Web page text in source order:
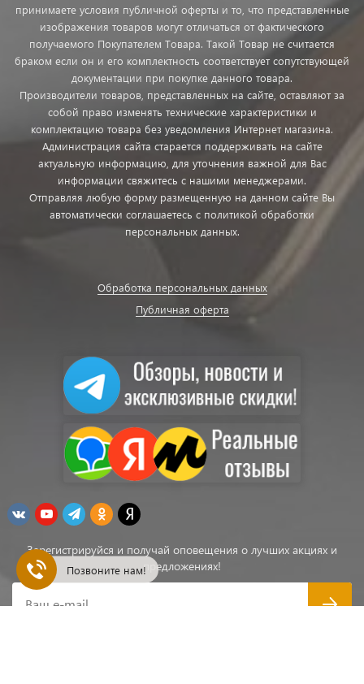
принимаете условия публичной оферты и то, что представленные
изображения товаров могут отличаться от фактического
получаемого Покупателем Товара. Такой Товар не считается
браком если он и его комплектность соответствует сопутствующей
документации при покупке данного товара.
Производители товаров, представленных на сайте, оставляют за
собой право изменять технические характеристики и
комплектацию товара без уведомления Интернет магазина.
Администрация сайта старается поддерживать на сайте
актуальную информацию, для уточнения важной для Вас
информации свяжитесь с нашими менеджерами.
Отправляя любую форму размещенную на данном сайте Вы
автоматически соглашаетесь с политикой обработки
персональных данных.
Обработка персональных данных
Публичная оферта
Зарегистрируйся и получай оповещения о лучших акциях и
предложениях!
Ваш e-mail
Позвоните нам!